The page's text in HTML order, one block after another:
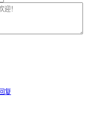
回复